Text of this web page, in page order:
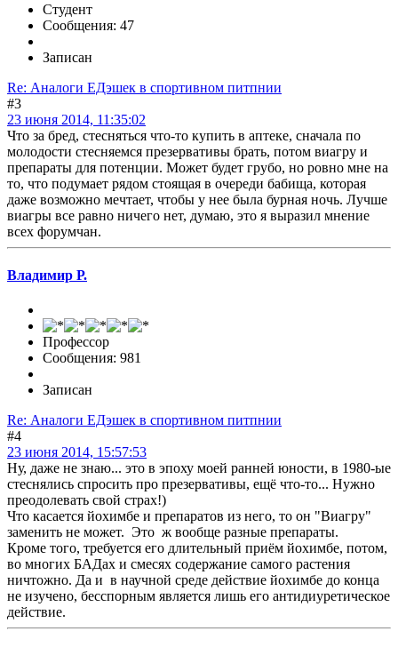
Студент
Сообщения: 47
Записан
Re: Аналоги ЕДэшек в спортивном питпнии
#3
23 июня 2014, 11:35:02
Что за бред, стесняться что-то купить в аптеке, сначала по
молодости стесняемся презервативы брать, потом виагру и
препараты для потенции. Может будет грубо, но ровно мне на
то, что подумает рядом стоящая в очереди бабища, которая
даже возможно мечтает, чтобы у нее была бурная ночь. Лучше
виагры все равно ничего нет, думаю, это я выразил мнение
всех форумчан.
Владимир Р.
Профессор
Сообщения: 981
Записан
Re: Аналоги ЕДэшек в спортивном питпнии
#4
23 июня 2014, 15:57:53
Ну, даже не знаю... это в эпоху моей ранней юности, в 1980-ые
стеснялись спросить про презервативы, ещё что-то... Нужно
преодолевать свой страх!)
Что касается йохимбе и препаратов из него, то он "Виагру"
заменить не может. Это ж вообще разные препараты.
Кроме того, требуется его длительный приём йохимбе, потом,
во многих БАДах и смесях содержание самого растения
ничтожно. Да и в научной среде действие йохимбе до конца
не изучено, бесспорным является лишь его антидиуретическое
действие.